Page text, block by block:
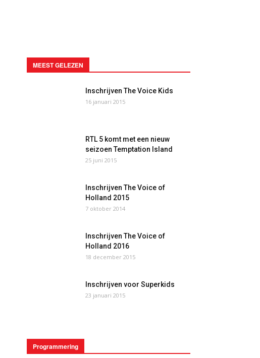
MEEST GELEZEN
Inschrijven The Voice Kids
16 januari 2015
RTL 5 komt met een nieuw
seizoen Temptation Island
25 juni 2015
Inschrijven The Voice of
Holland 2015
7 oktober 2014
Inschrijven The Voice of
Holland 2016
18 december 2015
Inschrijven voor Superkids
23 januari 2015
Programmering